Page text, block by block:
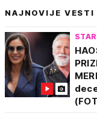
neizbrisiv trag u
često činilo
Iz braka sa
dvoje dece,Veljka
NAJNOVIJE VESTI